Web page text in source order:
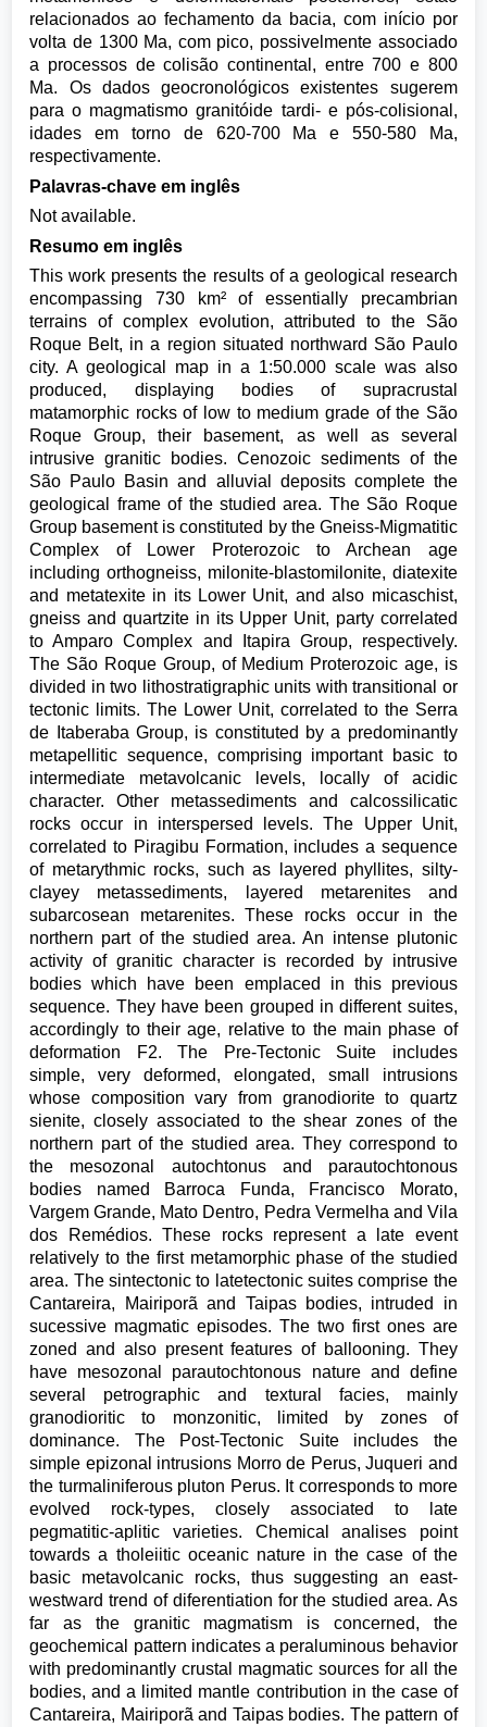
relacionados ao fechamento da bacia, com início por
volta de 1300 Ma, com pico, possivelmente associado
a processos de colisão continental, entre 700 e 800
Ma. Os dados geocronológicos existentes sugerem
para o magmatismo granitóide tardi- e pós-colisional,
idades em torno de 620-700 Ma e 550-580 Ma,
respectivamente.
Palavras-chave em inglês
Not available.
Resumo em inglês
This work presents the results of a geological research
encompassing 730 km² of essentially precambrian
terrains of complex evolution, attributed to the São
Roque Belt, in a region situated northward São Paulo
city. A geological map in a 1:50.000 scale was also
produced, displaying bodies of supracrustal
matamorphic rocks of low to medium grade of the São
Roque Group, their basement, as well as several
intrusive granitic bodies. Cenozoic sediments of the
São Paulo Basin and alluvial deposits complete the
geological frame of the studied area. The São Roque
Group basement is constituted by the Gneiss-Migmatitic
Complex of Lower Proterozoic to Archean age
including orthogneiss, milonite-blastomilonite, diatexite
and metatexite in its Lower Unit, and also micaschist,
gneiss and quartzite in its Upper Unit, party correlated
to Amparo Complex and Itapira Group, respectively.
The São Roque Group, of Medium Proterozoic age, is
divided in two lithostratigraphic units with transitional or
tectonic limits. The Lower Unit, correlated to the Serra
de Itaberaba Group, is constituted by a predominantly
metapellitic sequence, comprising important basic to
intermediate metavolcanic levels, locally of acidic
character. Other metassediments and calcossilicatic
rocks occur in interspersed levels. The Upper Unit,
correlated to Piragibu Formation, includes a sequence
of metarythmic rocks, such as layered phyllites, silty-
clayey metassediments, layered metarenites and
subarcosean metarenites. These rocks occur in the
northern part of the studied area. An intense plutonic
activity of granitic character is recorded by intrusive
bodies which have been emplaced in this previous
sequence. They have been grouped in different suites,
accordingly to their age, relative to the main phase of
deformation F2. The Pre-Tectonic Suite includes
simple, very deformed, elongated, small intrusions
whose composition vary from granodiorite to quartz
sienite, closely associated to the shear zones of the
northern part of the studied area. They correspond to
the mesozonal autochtonus and parautochtonous
bodies named Barroca Funda, Francisco Morato,
Vargem Grande, Mato Dentro, Pedra Vermelha and Vila
dos Remédios. These rocks represent a late event
relatively to the first metamorphic phase of the studied
area. The sintectonic to latetectonic suites comprise the
Cantareira, Mairiporã and Taipas bodies, intruded in
sucessive magmatic episodes. The two first ones are
zoned and also present features of ballooning. They
have mesozonal parautochtonous nature and define
several petrographic and textural facies, mainly
granodioritic to monzonitic, limited by zones of
dominance. The Post-Tectonic Suite includes the
simple epizonal intrusions Morro de Perus, Juqueri and
the turmaliniferous pluton Perus. It corresponds to more
evolved rock-types, closely associated to late
pegmatitic-aplitic varieties. Chemical analises point
towards a tholeiitic oceanic nature in the case of the
basic metavolcanic rocks, thus suggesting an east-
westward trend of diferentiation for the studied area. As
far as the granitic magmatism is concerned, the
geochemical pattern indicates a peraluminous behavior
with predominantly crustal magmatic sources for all the
bodies, and a limited mantle contribution in the case of
Cantareira, Mairiporã and Taipas bodies. The pattern of